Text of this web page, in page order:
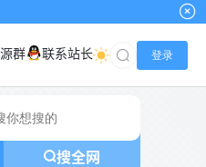
群 联系站长 登录
搜全网